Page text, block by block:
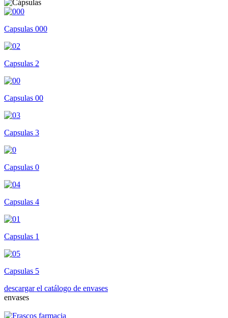
Capsulas 000
Capsulas 2
Capsulas 00
Capsulas 3
Capsulas 0
Capsulas 4
Capsulas 1
Capsulas 5
descargar el catálogo de envases
envases